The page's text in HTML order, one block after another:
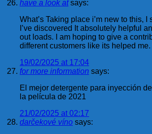
have a look at says:
What’s Taking place i’m new to this,
I’ve discovered It absolutely helpful
out loads. I am hoping to give a
different customers like its helped me.
19/02/2025 at 17:04
for more information says:
El mejor detergente para inyección
la película de 2021
21/02/2025 at 02:17
darčekové víno says: